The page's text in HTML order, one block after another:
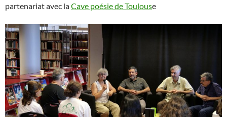
partenariat avec laCave poésie de Toulouse